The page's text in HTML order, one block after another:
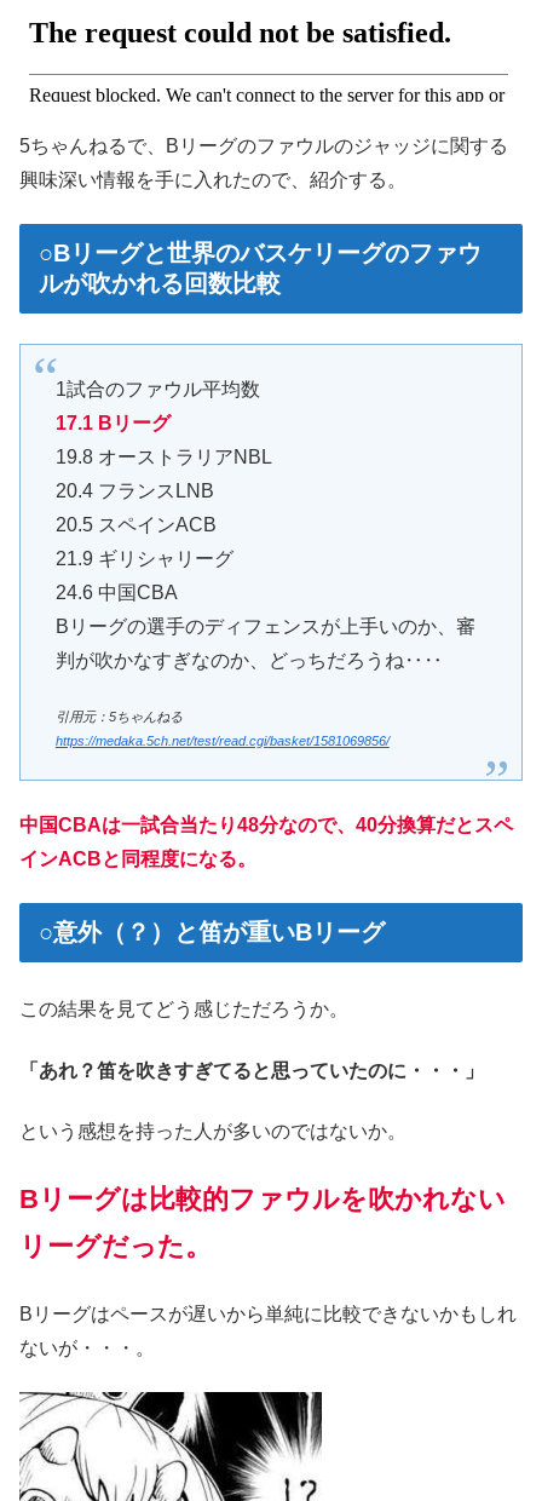
5ちゃんねるで、Bリーグのファウルのジャッジに関する
興味深い情報を手に入れたので、紹介する。
○Bリーグと世界のバスケリーグのファウ
ルが吹かれる回数比較
1試合のファウル平均数
17.1 Bリーグ
19.8 オーストラリアNBL
20.4 フランスLNB
20.5 スペインACB
21.9 ギリシャリーグ
24.6 中国CBA
Bリーグの選手のディフェンスが上手いのか、審
判が吹かなすぎなのか、どっちだろうね‥‥
引用元：5ちゃんねる
https://medaka.5ch.net/test/read.cgi/basket/1581069856/
中国CBAは一試合当たり48分なので、40分換算だとスペ
インACBと同程度になる。
○意外（？）と笛が重いBリーグ
この結果を見てどう感じただろうか。
「あれ？笛を吹きすぎてると思っていたのに・・・」
という感想を持った人が多いのではないか。
Bリーグは比較的ファウルを吹かれない
リーグだった。
Bリーグはペースが遅いから単純に比較できないかもしれ
ないが・・・。